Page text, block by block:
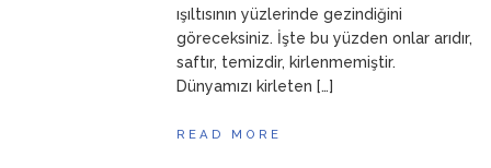
ışıltısının yüzlerinde gezindiğini
göreceksiniz. İşte bu yüzden onlar arıdır,
saftır, temizdir, kirlenmemiştir.
Dünyamızı kirleten […]
READ MORE